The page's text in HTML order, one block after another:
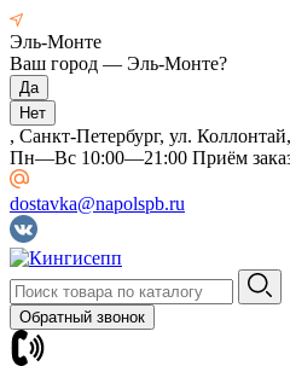
Эль-Монте
Ваш город — Эль-Монте?
, Санкт-Петербург, ул.
Пн—Вс 10:00—21:00 Приём
dostavka@napolspb.ru
Обратный звонок